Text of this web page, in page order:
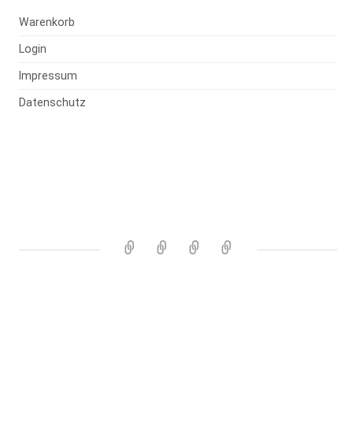
Warenkorb
Login
Impressum
Datenschutz
Warenkorb
Login Impressum